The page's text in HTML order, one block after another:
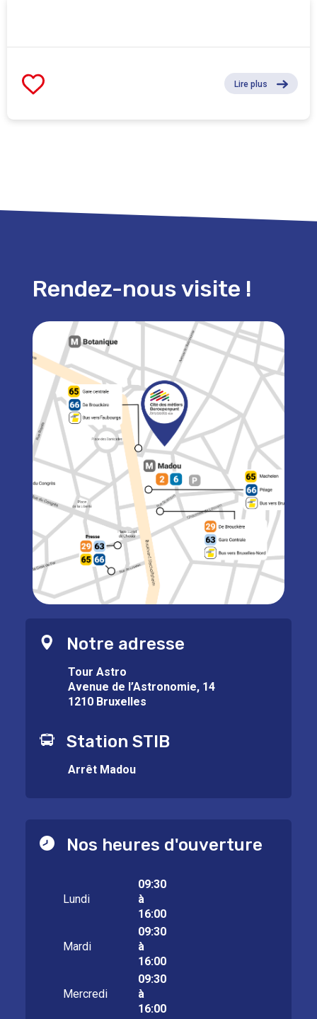
Lire plus
Rendez-nous visite !
Notre adresse
Tour Astro
Avenue de l’Astronomie, 14
1210 Bruxelles
Station STIB
Arrêt Madou
Nos heures d'ouverture
Lundi
09:30
à
16:00
Mardi
09:30
à
16:00
Mercredi
09:30
à
16:00